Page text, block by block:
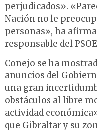
perjudicados».
Nación no le
personas», ha
responsable del
Conejo se ha
anuncios del
una gran
obstáculos al libre
actividad
que Gibraltar y su